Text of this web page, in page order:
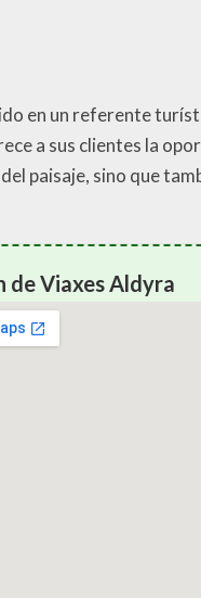
en un referente
a sus clientes la
paisaje, sino que
de Viaxes Aldyra